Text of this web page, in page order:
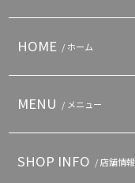
HOME / ホーム
MENU / メニュー
SHOP INFO / 店舗情報